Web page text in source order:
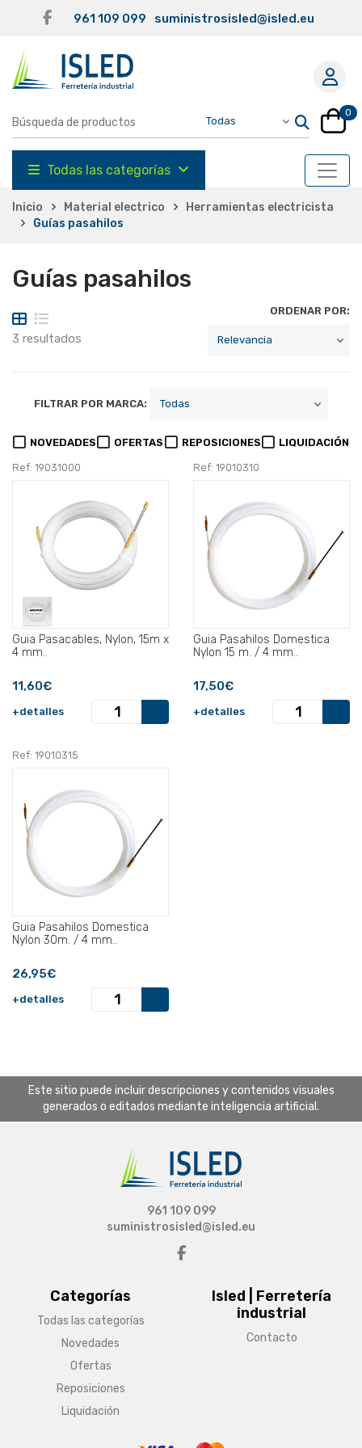
961 109 099 suministrosisled@isled.eu
0
Todas las categorías
Inicio Material electrico
Herramientas electricista
Guías pasahilos
Guías pasahilos
3 resultados
ORDENAR POR:
FILTRAR POR MARCA:
NOVEDADES OFERTAS REPOSICIONES LIQUIDACIÓN
Ref: 19031000
Guia Pasacables, Nylon, 15m x
4 mm..
11,60€
+detalles
Ref: 19010310
Guia Pasahilos Domestica
Nylon 15 m. / 4 mm..
17,50€
+detalles
Ref: 19010315
Guia Pasahilos Domestica
Nylon 30m. / 4 mm..
26,95€
+detalles
Este sitio puede incluir descripciones y contenidos visuales
generados o editados mediante inteligencia artificial.
Categorías
Todas las categorías
Novedades
Ofertas
Reposiciones
Liquidación
Isled | Ferretería
industrial
Contacto
961 109 099
suministrosisled@isled.eu